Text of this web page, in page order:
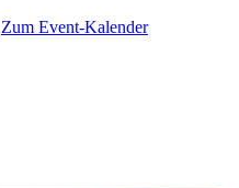
Zum Event-Kalender